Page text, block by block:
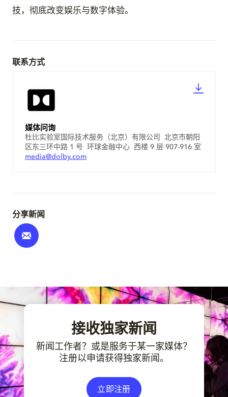
技，彻底改变娱乐与数字体验。
联系方式
媒体问询
杜比实验室国际技术服务（北京）有限公司 北京市朝阳
区东三环中路 1 号 环球金融中心 西楼 9 层 907-916 室
media@dolby.com
分享新闻
接收独家新闻
新闻工作者？或是服务于某一家媒体？
注册以申请获得独家新闻。
立即注册